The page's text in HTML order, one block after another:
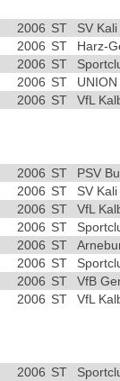
2006 ST
SV
2006 ST
Harz-
2006 ST
2006 ST
2006 ST VfL
2006 ST
PSV
2006 ST
SV
2006 ST
VfL
2006 ST
2006 ST
2006 ST
2006 ST
VfB
2006 ST VfL
2006 ST